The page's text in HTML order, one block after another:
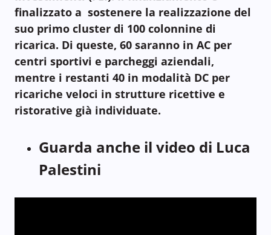
finalizzato a sostenere la realizzazione del
suo primo cluster di 100 colonnine di
ricarica. Di queste, 60 saranno in AC per
centri sportivi e parcheggi aziendali,
mentre i restanti 40 in modalità DC per
ricariche veloci in strutture ricettive e
ristorative già individuate.
Guarda anche il video di Luca
Palestini